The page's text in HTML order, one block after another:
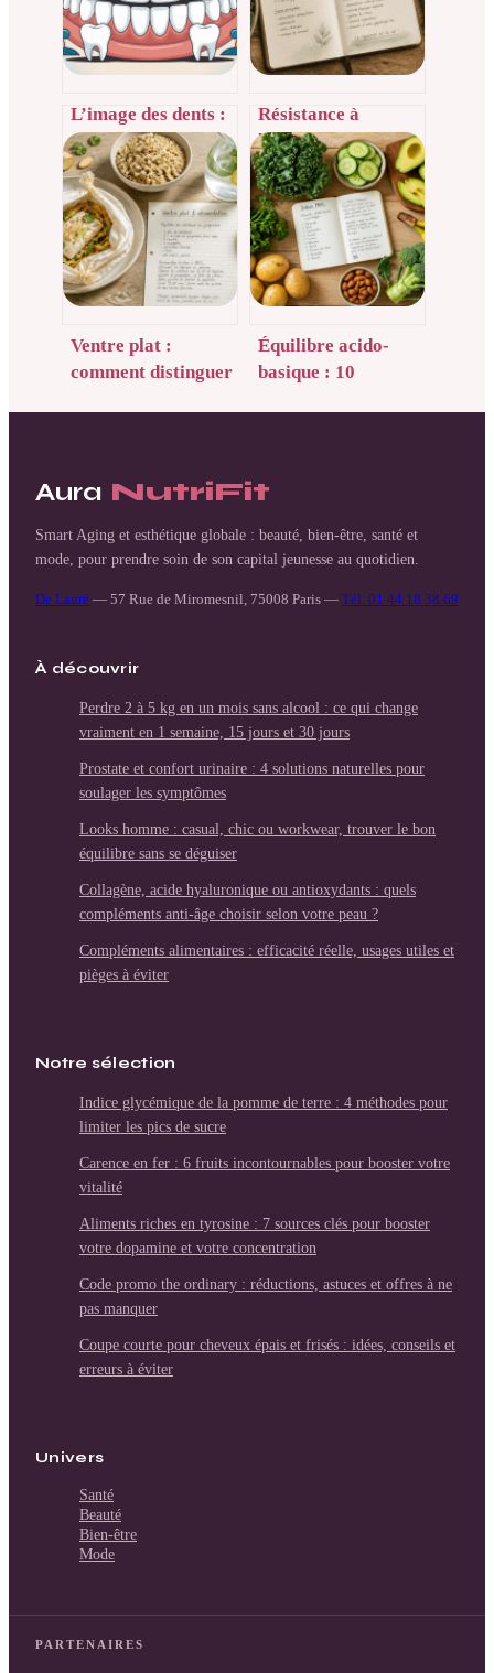
L’image des dents :
comment
l’améliorer
vraiment et
durablement
Résistance à
l’insuline : 3 leviers
métaboliques pour
débloquer votre
perte de poids
Ventre plat :
comment distinguer
Équilibre acido-
basique : 10
Aura NutriFit
Smart Aging et esthétique globale : beauté, bien-être, santé et
mode, pour prendre soin de son capital jeunesse au quotidien.
De Lauré — 57 Rue de Miromesnil, 75008 Paris — Tél. 01 44 18 38 69
À découvrir
Perdre 2 à 5 kg en un mois sans alcool : ce qui change
vraiment en 1 semaine, 15 jours et 30 jours
Prostate et confort urinaire : 4 solutions naturelles pour
soulager les symptômes
Looks homme : casual, chic ou workwear, trouver le bon
équilibre sans se déguiser
Collagène, acide hyaluronique ou antioxydants : quels
compléments anti-âge choisir selon votre peau ?
Compléments alimentaires : efficacité réelle, usages utiles et
pièges à éviter
Notre sélection
Indice glycémique de la pomme de terre : 4 méthodes pour
limiter les pics de sucre
Carence en fer : 6 fruits incontournables pour booster votre
vitalité
Aliments riches en tyrosine : 7 sources clés pour booster
votre dopamine et votre concentration
Code promo the ordinary : réductions, astuces et offres à ne
pas manquer
Coupe courte pour cheveux épais et frisés : idées, conseils et
erreurs à éviter
Univers
Santé
Beauté
Bien-être
Mode
PARTENAIRES